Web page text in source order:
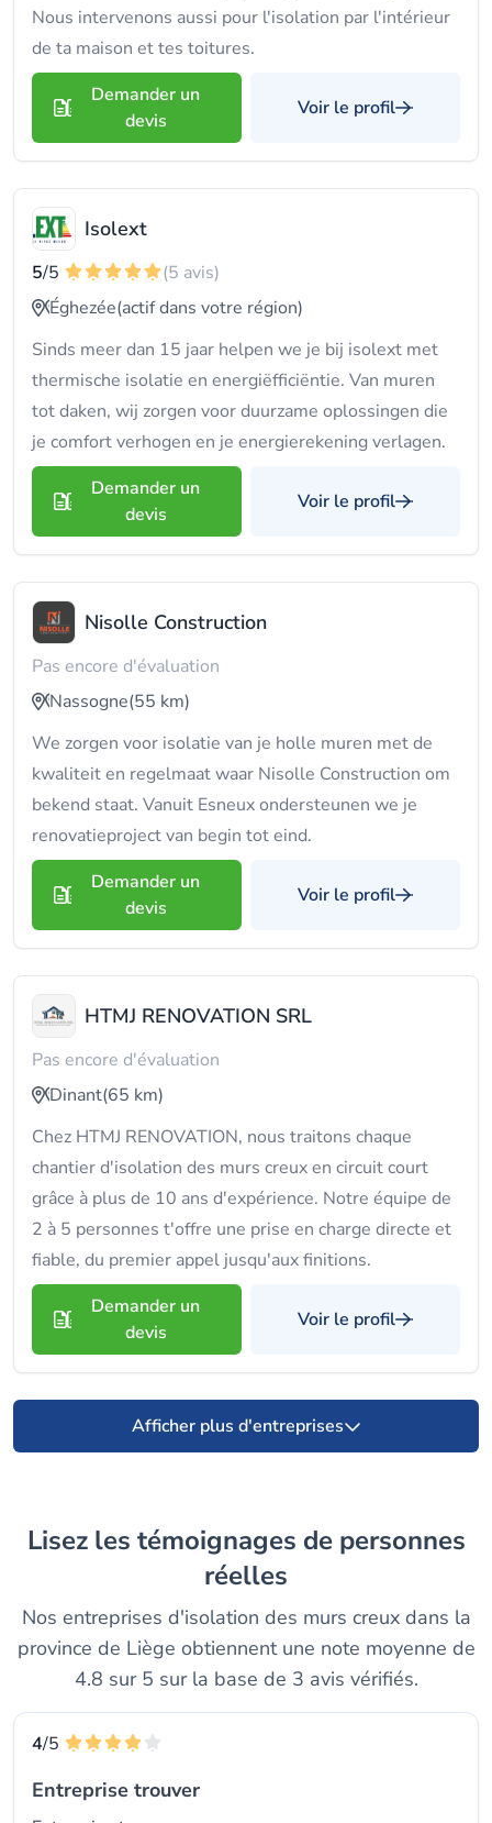
Nous intervenons aussi pour l'isolation par l'intérieur
de ta maison et tes toitures.
Demander un
devis
Voir le profil
Isolext
5/5
(5 avis)
Éghezée(actif dans votre région)
Sinds meer dan 15 jaar helpen we je bij isolext met
thermische isolatie en energiëfficiëntie. Van muren
tot daken, wij zorgen voor duurzame oplossingen die
je comfort verhogen en je energierekening verlagen.
Demander un
devis
Voir le profil
Nisolle Construction
Pas encore d'évaluation
Nassogne(55 km)
We zorgen voor isolatie van je holle muren met de
kwaliteit en regelmaat waar Nisolle Construction om
bekend staat. Vanuit Esneux ondersteunen we je
renovatieproject van begin tot eind.
Demander un
devis
Voir le profil
HTMJ RENOVATION SRL
Pas encore d'évaluation
Dinant(65 km)
Chez HTMJ RENOVATION, nous traitons chaque
chantier d'isolation des murs creux en circuit court
grâce à plus de 10 ans d'expérience. Notre équipe de
2 à 5 personnes t'offre une prise en charge directe et
fiable, du premier appel jusqu'aux finitions.
Demander un
devis
Voir le profil
Afficher plus d'entreprises
Lisez les témoignages de personnes
réelles
Nos entreprises d'isolation des murs creux dans la
province de Liège obtiennent une note moyenne de
4.8 sur 5 sur la base de 3 avis vérifiés.
4/5
Entreprise trouver